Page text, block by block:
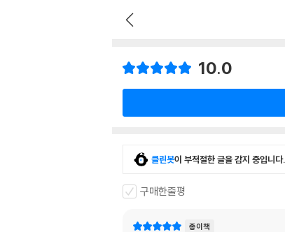
10.0
클린봇이 부적절한 글을 감지 중입니다.
구매한줄평
종이책